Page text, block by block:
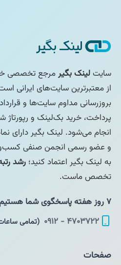
سایتلینک بگیرمرجع تخصصی
بروزرسانی مداوم سایت‌ها و
پرداخت، خرید بک‌لینک و رپورتاژ
انجام می‌شود. لینک بگیر دارای
و عضو رسمی انجمن صنفی
به لینک بگیر اعتماد کنید؛ رشد
تخصص ماست.
۷ روز هفته پاسخگوی شما هستیم :
۴۷۰۳۷۲۲ - ۰۹۱۲
(تمامی
صفحات